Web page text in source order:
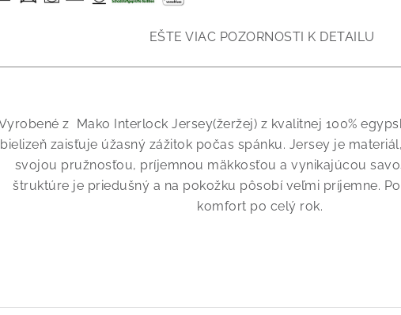
EŠTE VIAC POZORNOSTI K DETAILU
z Mako Interlock Jersey(žeržej) z kvalitnej 100%
bielizeň zaisťuje úžasný zážitok počas spánku. Jersey je
svojou pružnosťou, príjemnou mäkkosťou a vynikajúcou
štruktúre je priedušný a na pokožku pôsobí veľmi príjemne.
komfort po celý rok.